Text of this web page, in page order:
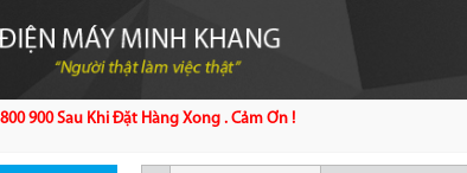
900 Sau Khi Đặt Hàng Xong . Cảm Ơn !